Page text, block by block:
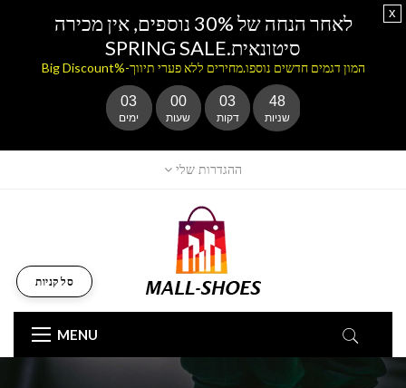
ההגדרות שלי
MENU
סל קניות
לאחר הנחה של 30% נוספים, אין מכירה
סיטונאית.SPRING SALE
המון דגמים חדשים נוספו.מחירים ללא פערי תיווך-%Big Discount
03
ימים
00
שעות
03
דקות
46
שניות
x